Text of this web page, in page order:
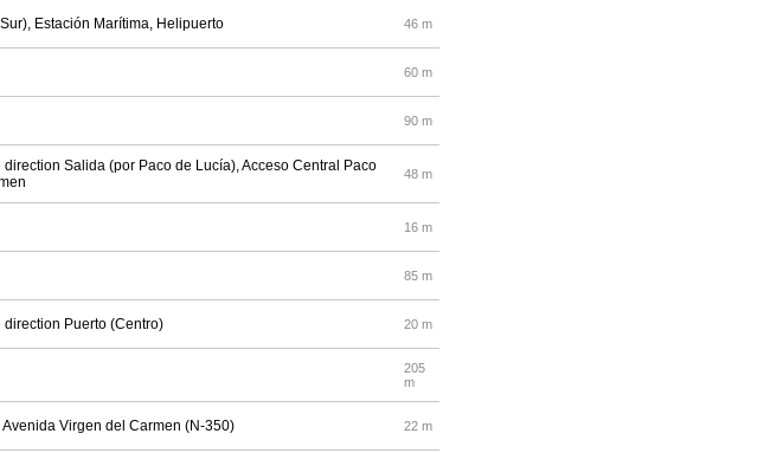
Estación Marítima, Helipuerto 46 m
60 m
90 m
Salida (por Paco de Lucía), Acceso Central Paco
48 m
16 m
85 m
Puerto (Centro) 20 m
205
m
Virgen del Carmen (N-350) 22 m